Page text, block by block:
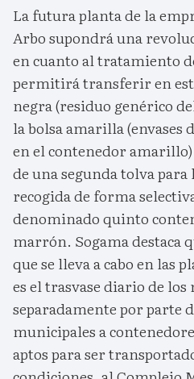
La futura planta de la
Arbo supondrá una
en cuanto al tratamiento
permitirá transferir en
negra (residuo genérico
la bolsa amarilla (envases
en el contenedor
de una segunda tolva
recogida de forma
denominado quinto
marrón. Sogama destaca
que se lleva a cabo en las
es el trasvase diario de
separadamente por parte
municipales a
aptos para ser